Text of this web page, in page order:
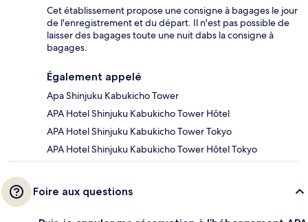
Cet établissement propose une consigne à bagages le jour
de l'enregistrement et du départ. Il n'est pas possible de
laisser des bagages toute une nuit dabs la consigne à
bagages.
Également appelé
Apa Shinjuku Kabukicho Tower
APA Hotel Shinjuku Kabukicho Tower Hôtel
APA Hotel Shinjuku Kabukicho Tower Tokyo
APA Hotel Shinjuku Kabukicho Tower Hôtel Tokyo
Foire aux questions